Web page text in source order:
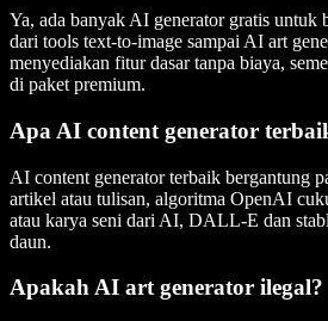
Ya, ada banyak AI generator gratis untuk
dari tools text-to-image sampai AI art
menyediakan fitur dasar tanpa biaya,
di paket premium.
Apa AI content generator
AI content generator terbaik bergantung
artikel atau tulisan, algoritma OpenAI
atau karya seni dari AI, DALL-E dan
daun.
Apakah AI art generator ilegal?